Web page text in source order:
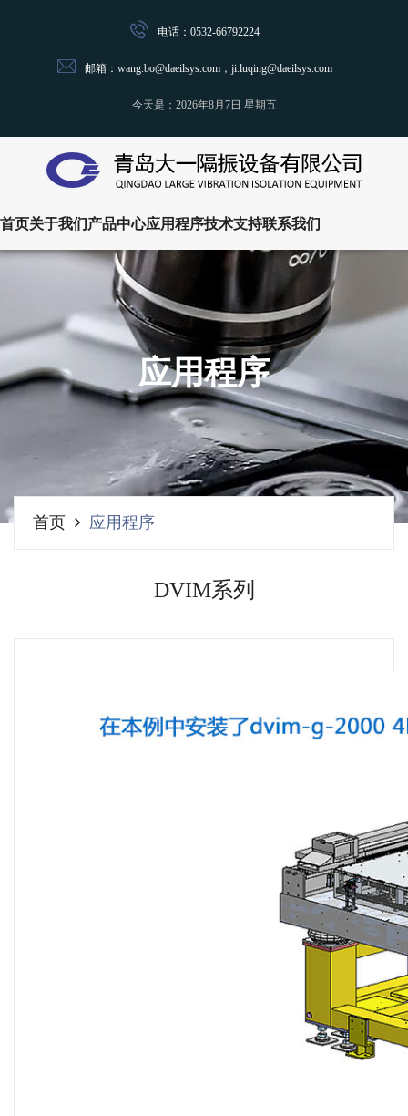
电话：0532-66792224
邮箱：wang.bo@daeilsys.com，ji.luqing@daeilsys.com
今天是： 2026年8月7日 星期五
首页关于我们产品中心应用程序技术支持联系我们
应用程序
首页 应用程序
DVIM系列